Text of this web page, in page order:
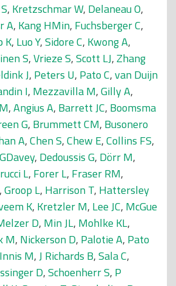
, Kretzschmar W, Delaneau O,
A, Kang HMin, Fuchsberger C,
K, Luo Y,Sidore C, Kwong A,
S,Vrieze S,Scott LJ,Zhang
J, Peters U, Pato C,van Duijn
I, Mezzavilla M,Gilly A,
,Angius A, Barrett JC, Boomsma
G, Brummett CM, Busonero
A,Chen S,Chew E,Collins FS,
, Dedoussis G, Dörr M,
L, Forer L, Fraser RM,
,Groop L, Harrison T, Hattersley
K, Kretzler M, Lee JC, McGue
D, Min JL, Mohlke KL,
M, Nickerson D, Palotie A, Pato
M,J Richards B,Sala C,
D,Schoenherr S, P